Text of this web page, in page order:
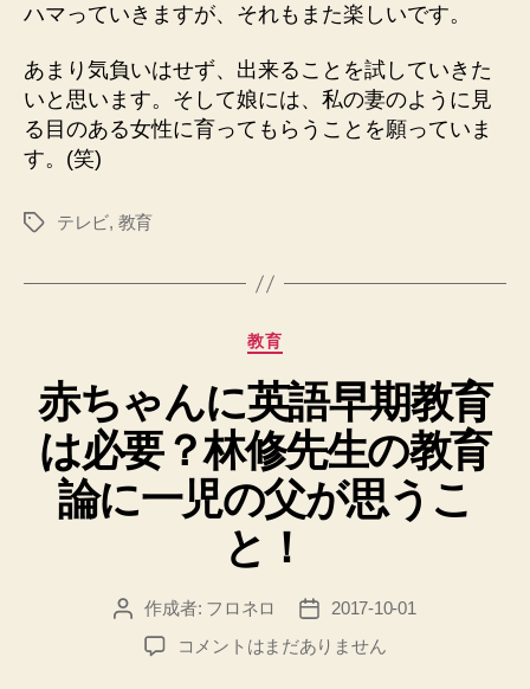
ハマっていきますが、それもまた楽しいです。
あまり気負いはせず、出来ることを試していきた
いと思います。そして娘には、私の妻のように見
る目のある女性に育ってもらうことを願っていま
す。(笑)
タ
テレビ, 教育
カ
ゴ
リ
ー
教育
赤ちゃんに英語早期教育
は必要？林修先生の教育
論に一児の父が思うこ
と！
投
作成者: フロネロ
投
稿
日
2017-10-01
赤
コメントはまだありません